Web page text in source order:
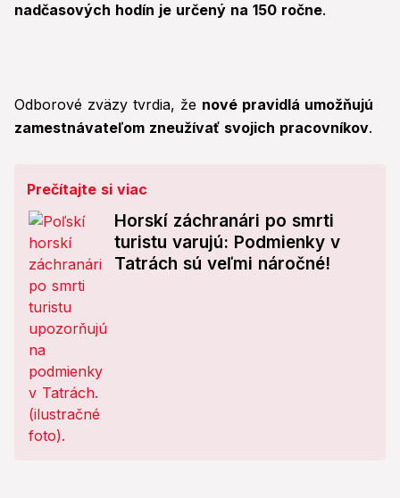
nadčasových hodín je určený na 150 ročne.
Odborové zväzy tvrdia, že nové pravidlá umožňujú
zamestnávateľom zneužívať svojich pracovníkov.
Prečítajte si viac
Horskí záchranári po smrti
turistu varujú: Podmienky v
Tatrách sú veľmi náročné!